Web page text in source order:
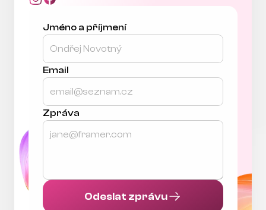
Jméno a příjmení
Email
Zpráva
Odeslat zprávu